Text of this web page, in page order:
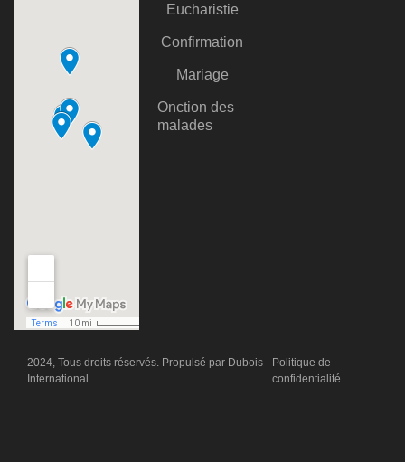
Eucharistie
Confirmation
Mariage
Onction des
malades
2024, Tous droits réservés. Propulsé par Dubois
International
Politique de
confidentialité